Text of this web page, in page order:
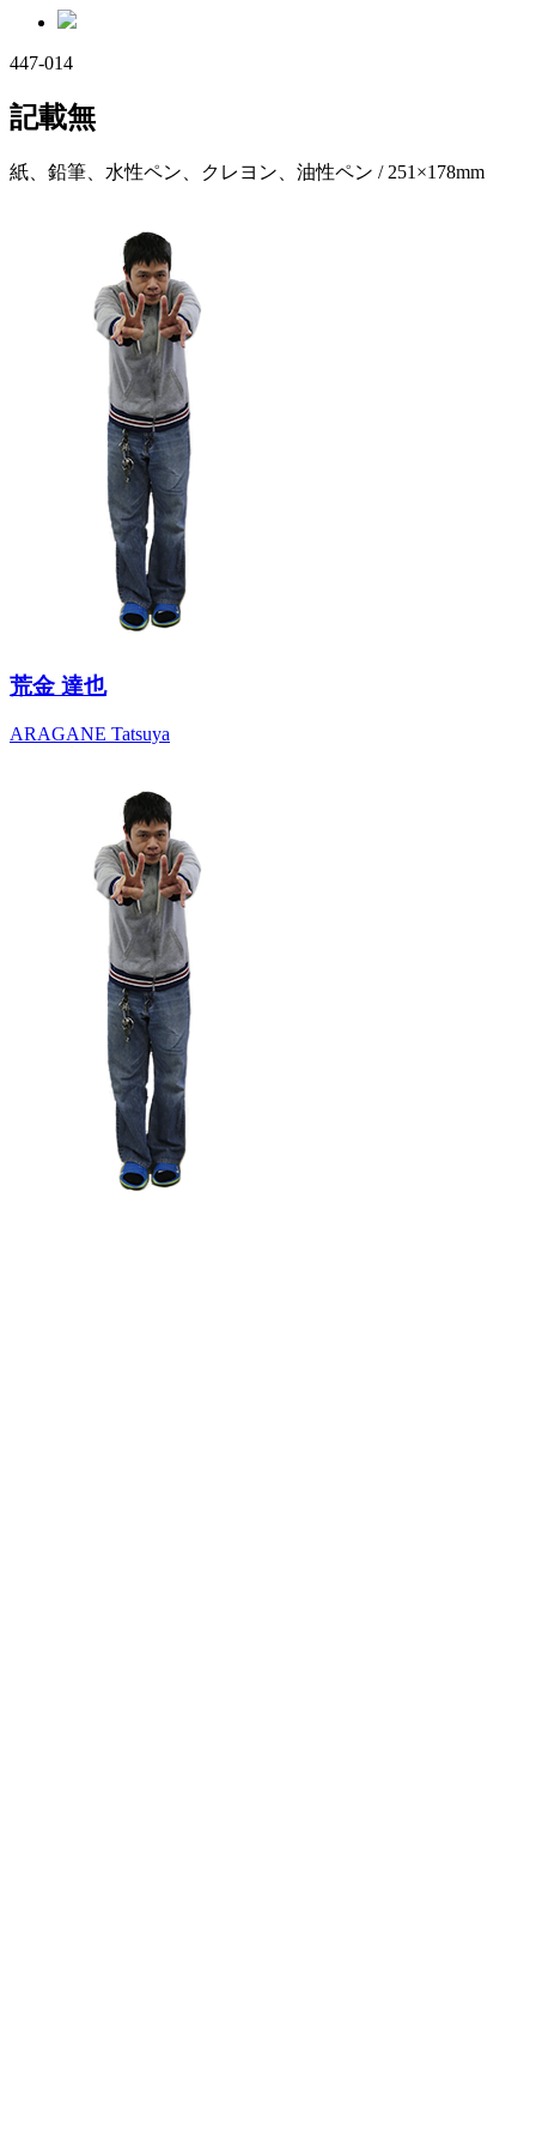
447-014
記載無
紙、鉛筆、水性ペン、クレヨン、油性ペン / 251×178mm
荒金 達也
ARAGANE Tatsuya